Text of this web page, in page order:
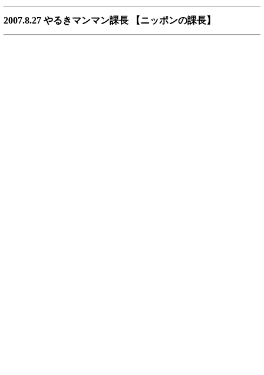
2007.8.27 やるきマンマン課長 【ニッポンの課長】